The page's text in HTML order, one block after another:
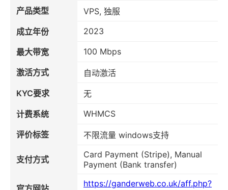
产品类型
VPS, 独服
成立年份
2023
最大带宽 100 Mbps
激活方式
自动激活
KYC要求
无
计费系统
WHMCS
评价标签 不限流量 windows支持
支付方式
Card Payment (Stripe), Manual
Payment (Bank transfer)
https://ganderweb.co.uk/aff.php?